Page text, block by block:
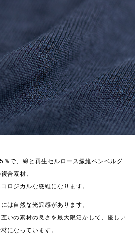
で、綿と再生セルロース繊維ベンベルグ
合素材。
ロジカルな繊維になります。
は自然な光沢感があります。
いの素材の良さを最大限活かして、優しい
になっています。